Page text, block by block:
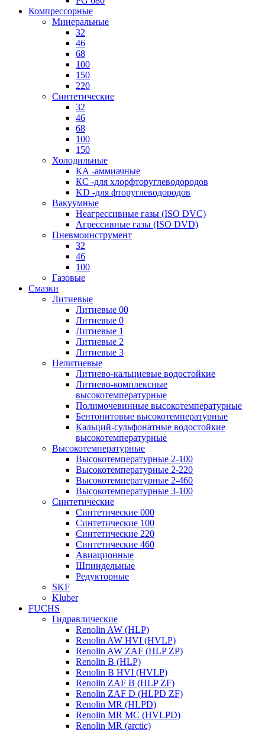
Компрессорные
Минеральные
32
46
68
100
150
220
Синтетические
32
46
68
100
150
Холодильные
КА -аммиачные
КС -для хлорфторуглеводородов
KD -для фторуглеводородов
Вакуумные
Неагрессивные газы (ISO DVC)
Агрессивные газы (ISO DVD)
Пневмоинструмент
32
46
100
Газовые
Смазки
Литиевые
Литиевые 00
Литиевые 0
Литиевые 1
Литиевые 2
Литиевые 3
Нелитиевые
Литиево-кальциевые водостойкие
Литиево-комплексные
высокотемпературные
Полимочевинные высокотемпературные
Бентонитовые высокотемпературные
Кальций-сульфонатные водостойкие
высокотемпературные
Высокотемпературные
Высокотемпературные 2-100
Высокотемпературные 2-220
Высокотемпературные 2-460
Высокотемпературные 3-100
Синтетические
Синтетические 000
Синтетические 100
Синтетические 220
Синтетические 460
Авиационные
Шпиндельные
Редукторные
SKF
Kluber
FUCHS
Гидравлические
Renolin AW (HLP)
Renolin AW HVI (HVLP)
Renolin AW ZAF (HLP ZP)
Renolin B (HLP)
Renolin B HVI (HVLP)
Renolin ZAF B (HLP ZF)
Renolin ZAF D (HLPD ZF)
Renolin MR (HLPD)
Renolin MR MC (HVLPD)
Renolin MR (arctic)